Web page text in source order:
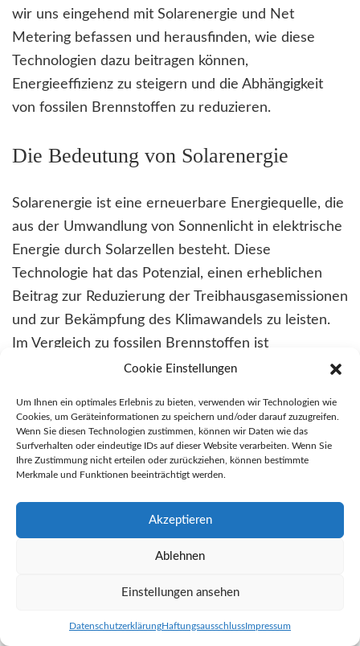
Cookie Einstellungen
Um Ihnen ein optimales Erlebnis zu bieten, verwenden wir Technologien wie
Cookies, um Geräteinformationen zu speichern und/oder darauf zuzugreifen.
Wenn Sie diesen Technologien zustimmen, können wir Daten wie das
Surfverhalten oder eindeutige IDs auf dieser Website verarbeiten. Wenn Sie
Ihre Zustimmung nicht erteilen oder zurückziehen, können bestimmte
Merkmale und Funktionen beeinträchtigt werden.
Akzeptieren
Ablehnen
Einstellungen ansehen
DatenschutzerklärungHaftungsausschlussImpressum
wir uns eingehend mit Solarenergie und Net
Metering befassen und herausfinden, wie diese
Technologien dazu beitragen können,
Energieeffizienz zu steigern und die Abhängigkeit
von fossilen Brennstoffen zu reduzieren.
Die Bedeutung von Solarenergie
Solarenergie ist eine erneuerbare Energiequelle, die
aus der Umwandlung von Sonnenlicht in elektrische
Energie durch Solarzellen besteht. Diese
Technologie hat das Potenzial, einen erheblichen
Beitrag zur Reduzierung der Treibhausgasemissionen
und zur Bekämpfung des Klimawandels zu leisten.
Im Vergleich zu fossilen Brennstoffen ist
Solarenergie sauber, unbegrenzt verfügbar und
Weiterlesen